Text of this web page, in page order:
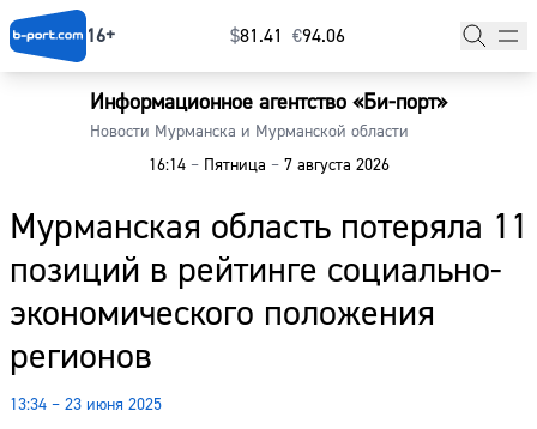
16+ $⁠81.41 €⁠94.06
Информационное агентство «Би-порт»
Новости Мурманска и Мурманской области
16:14 –Пятница –7 августа 2026
Мурманская область потеряла 11
позиций в рейтинге социально-
экономического положения
регионов
13:34 – 23 июня 2025
Главная
Наши гости
Фоторепортажи
Погода
Курсы валют